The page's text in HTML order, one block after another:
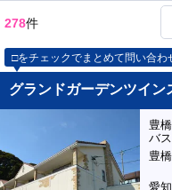
278件
□をチェックでまとめて問い合わ
グランドガーデンツイ
豊
バ
豊
愛